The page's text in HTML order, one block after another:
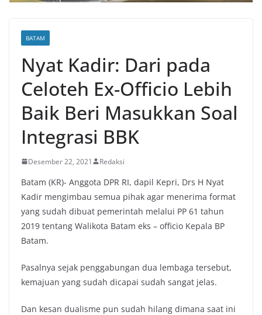
BATAM
Nyat Kadir: Dari pada
Celoteh Ex-Officio Lebih
Baik Beri Masukkan Soal
Integrasi BBK
Desember 22, 2021 Redaksi
Batam (KR)- Anggota DPR RI, dapil Kepri, Drs H Nyat
Kadir mengimbau semua pihak agar menerima format
yang sudah dibuat pemerintah melalui PP 61 tahun
2019 tentang Walikota Batam eks – officio Kepala BP
Batam.
Pasalnya sejak penggabungan dua lembaga tersebut,
kemajuan yang sudah dicapai sudah sangat jelas.
Dan kesan dualisme pun sudah hilang dimana saat ini